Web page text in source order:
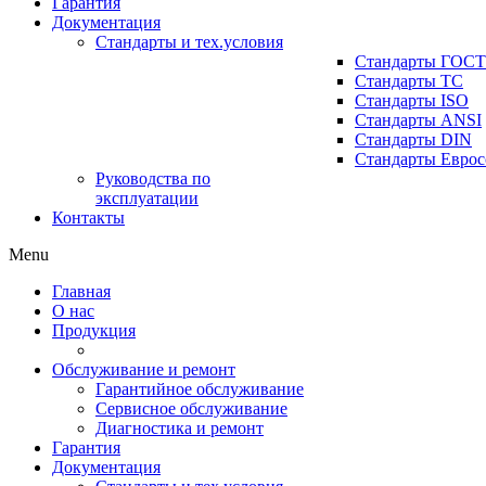
Документация
Стандарты и тех.условия
Стандарты ГОСТ
Стандарты ТС
Стандарты ISO
Стандарты ANSI
Стандарты DIN
Стандарты
Руководства по
эксплуатации
Контакты
Menu
Главная
О нас
Продукция
Обслуживание и ремонт
Гарантийное обслуживание
Сервисное обслуживание
Диагностика и ремонт
Гарантия
Документация